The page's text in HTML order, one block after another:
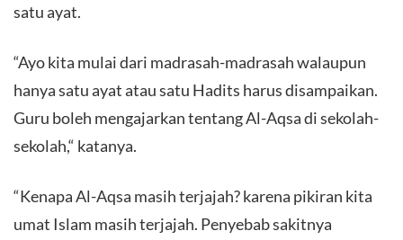
satu ayat.
“Ayo kita mulai dari madrasah-madrasah walaupun
hanya satu ayat atau satu Hadits harus disampaikan.
Guru boleh mengajarkan tentang Al-Aqsa di sekolah-
sekolah,“ katanya.
“Kenapa Al-Aqsa masih terjajah? karena pikiran kita
umat Islam masih terjajah. Penyebab sakitnya